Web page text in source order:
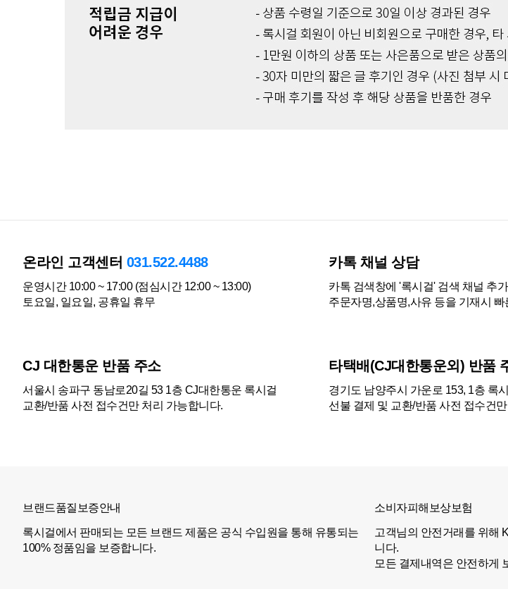
온라인 고객센터 031.522.4488
운영시간 10:00 ~ 17:00 (점심시간 12:00 ~ 13:00)
토요일, 일요일, 공휴일 휴무
카톡 채널 상담
카톡 검색창에 '록시걸' 검색 채널 추
주문자명,상품명,사유 등을 기재시 빠
CJ 대한통운 반품 주소
서울시 송파구 동남로20길 53 1층 CJ대한통운 록시걸
교환/반품 사전 접수건만 처리 가능합니다.
타택배(CJ대한통운외) 반품
경기도 남양주시 가운로 153, 1층 록
선불 결제 및 교환/반품 사전 접수건
브랜드품질보증안내
록시걸에서 판매되는 모든 브랜드 제품은 공식 수입원을 통해 유통되는
100% 정품임을 보증합니다.
소비자피해보상보험
고객님의 안전거래를 위해
니다.
모든 결제내역은 안전하게